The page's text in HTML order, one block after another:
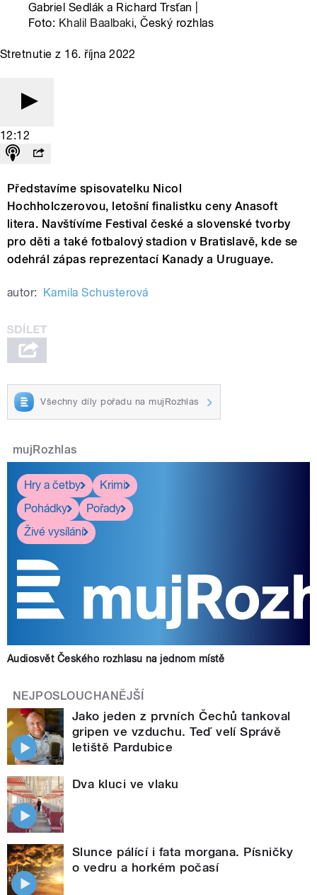
Gabriel Sedlák a Richard Trsťan |
Foto: Khalil Baalbaki, Český rozhlas
Stretnutie z 16. října 2022
12:12
Představíme spisovatelku Nicol
Hochholczerovou, letošní finalistku ceny Anasoft
litera. Navštívíme Festival české a slovenské tvorby
pro děti a také fotbalový stadion v Bratislavě, kde se
odehrál zápas reprezentací Kanady a Uruguaye.
autor: Kamila Schusterová
Všechny díly pořadu na mujRozhlas
mujRozhlas
Hry a četby
Krimi
Pohádky
Pořady
Živé vysílání
Audiosvět Českého rozhlasu na jednom místě
NEJPOSLOUCHANĚJŠÍ
Jako jeden z prvních Čechů tankoval
gripen ve vzduchu. Teď velí Správě
letiště Pardubice
Dva kluci ve vlaku
Slunce pálící i fata morgana. Písničky
o vedru a horkém počasí